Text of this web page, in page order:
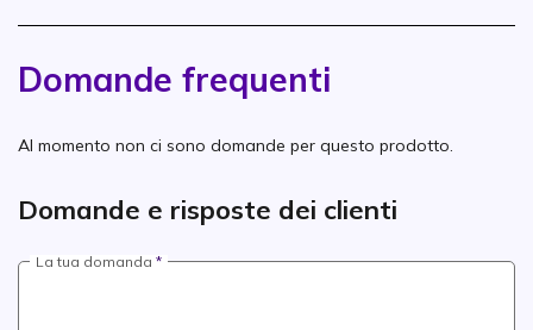
Domande frequenti
Al momento non ci sono domande per questo prodotto.
Domande e risposte dei clienti
La tua domanda